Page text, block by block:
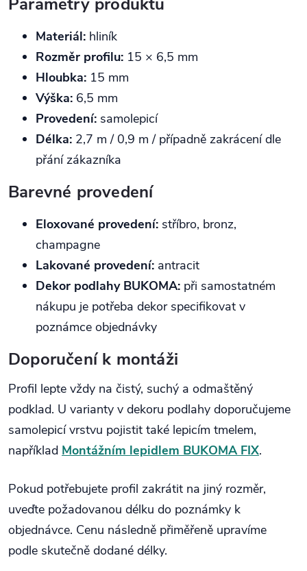
Materiál: hliník
Rozměr profilu: 15 × 6,5 mm
Hloubka: 15 mm
Výška: 6,5 mm
Provedení: samolepicí
Délka: 2,7 m / 0,9 m / případně zakrácení dle
přání zákazníka
Barevné provedení
Eloxované provedení: stříbro, bronz,
champagne
Lakované provedení: antracit
Dekor podlahy BUKOMA: při samostatném
nákupu je potřeba dekor specifikovat v
poznámce objednávky
Doporučení k montáži
Profil lepte vždy na čistý, suchý a odmaštěný
podklad. U varianty v dekoru podlahy doporučujeme
samolepicí vrstvu pojistit také lepicím tmelem,
například Montážním lepidlem BUKOMA FIX.
Pokud potřebujete profil zakrátit na jiný rozměr,
uveďte požadovanou délku do poznámky k
objednávce. Cenu následně přiměřeně upravíme
podle skutečně dodané délky.